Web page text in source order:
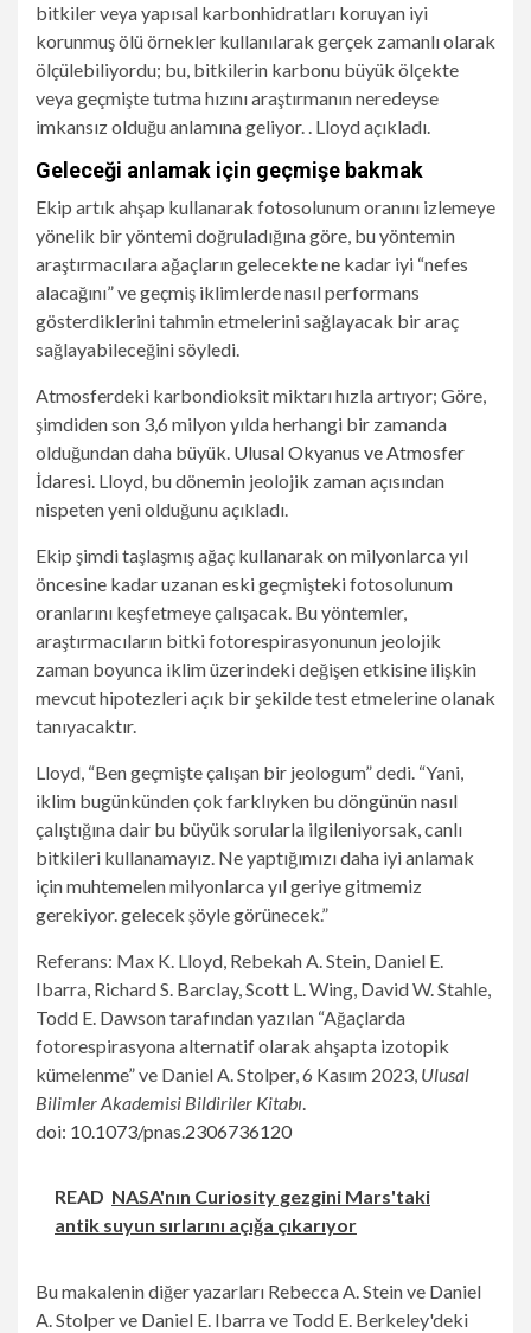
bitkiler veya yapısal karbonhidratları koruyan iyi
korunmuş ölü örnekler kullanılarak gerçek zamanlı olarak
ölçülebiliyordu; bu, bitkilerin karbonu büyük ölçekte
veya geçmişte tutma hızını araştırmanın neredeyse
imkansız olduğu anlamına geliyor. . Lloyd açıkladı.
Geleceği anlamak için geçmişe bakmak
Ekip artık ahşap kullanarak fotosolunum oranını izlemeye
yönelik bir yöntemi doğruladığına göre, bu yöntemin
araştırmacılara ağaçların gelecekte ne kadar iyi “nefes
alacağını” ve geçmiş iklimlerde nasıl performans
gösterdiklerini tahmin etmelerini sağlayacak bir araç
sağlayabileceğini söyledi.
Atmosferdeki karbondioksit miktarı hızla artıyor; Göre,
şimdiden son 3,6 milyon yılda herhangi bir zamanda
olduğundan daha büyük. Ulusal Okyanus ve Atmosfer
İdaresi. Lloyd, bu dönemin jeolojik zaman açısından
nispeten yeni olduğunu açıkladı.
Ekip şimdi taşlaşmış ağaç kullanarak on milyonlarca yıl
öncesine kadar uzanan eski geçmişteki fotosolunum
oranlarını keşfetmeye çalışacak. Bu yöntemler,
araştırmacıların bitki fotorespirasyonunun jeolojik
zaman boyunca iklim üzerindeki değişen etkisine ilişkin
mevcut hipotezleri açık bir şekilde test etmelerine olanak
tanıyacaktır.
Lloyd, “Ben geçmişte çalışan bir jeologum” dedi. “Yani,
iklim bugünkünden çok farklıyken bu döngünün nasıl
çalıştığına dair bu büyük sorularla ilgileniyorsak, canlı
bitkileri kullanamayız. Ne yaptığımızı daha iyi anlamak
için muhtemelen milyonlarca yıl geriye gitmemiz
gerekiyor. gelecek şöyle görünecek.”
Referans: Max K. Lloyd, Rebekah A. Stein, Daniel E.
Ibarra, Richard S. Barclay, Scott L. Wing, David W. Stahle,
Todd E. Dawson tarafından yazılan “Ağaçlarda
fotorespirasyona alternatif olarak ahşapta izotopik
kümelenme” ve Daniel A. Stolper, 6 Kasım 2023, Ulusal
Bilimler Akademisi Bildiriler Kitabı.
doi: 10.1073/pnas.2306736120
READ NASA'nın Curiosity gezgini Mars'taki
antik suyun sırlarını açığa çıkarıyor
Bu makalenin diğer yazarları Rebecca A. Stein ve Daniel
A. Stolper ve Daniel E. Ibarra ve Todd E. Berkeley'deki